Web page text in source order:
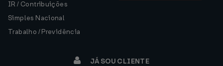
IR / Contribuições
Simples Nacional
Trabalho / Previdência
JÁ SOU CLIENTE